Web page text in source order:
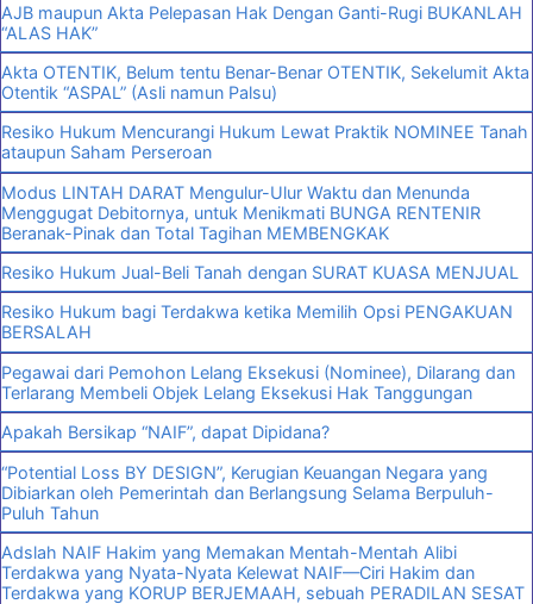
AJB maupun Akta Pelepasan Hak Dengan Ganti-Rugi BUKANLAH
“ALAS HAK”
Akta OTENTIK, Belum tentu Benar-Benar OTENTIK, Sekelumit Akta
Otentik “ASPAL” (Asli namun Palsu)
Resiko Hukum Mencurangi Hukum Lewat Praktik NOMINEE Tanah
ataupun Saham Perseroan
Modus LINTAH DARAT Mengulur-Ulur Waktu dan Menunda
Menggugat Debitornya, untuk Menikmati BUNGA RENTENIR
Beranak-Pinak dan Total Tagihan MEMBENGKAK
Resiko Hukum Jual-Beli Tanah dengan SURAT KUASA MENJUAL
Resiko Hukum bagi Terdakwa ketika Memilih Opsi PENGAKUAN
BERSALAH
Pegawai dari Pemohon Lelang Eksekusi (Nominee), Dilarang dan
Terlarang Membeli Objek Lelang Eksekusi Hak Tanggungan
Apakah Bersikap “NAIF”, dapat Dipidana?
“Potential Loss BY DESIGN”, Kerugian Keuangan Negara yang
Dibiarkan oleh Pemerintah dan Berlangsung Selama Berpuluh-
Puluh Tahun
Adslah NAIF Hakim yang Memakan Mentah-Mentah Alibi
Terdakwa yang Nyata-Nyata Kelewat NAIF—Ciri Hakim dan
Terdakwa yang KORUP BERJEMAAH, sebuah PERADILAN SESAT